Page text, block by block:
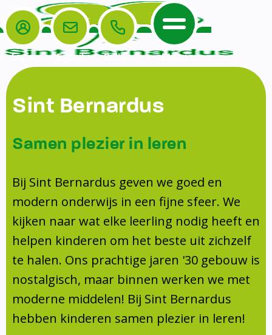
Home
De School
Veiligheidsplan
Onderwijs
Leerlingenraad
Leerlingenzorg
Doorstroomtoets
Jeugdprofessional op school
Centrum Jeugd en Gezin
Schoollogopedie
schoolondersteuningsprofiel
Schooltijden
Absentie
Vakanties
Aanmelden
Het Team
Ouders
Ouders
Tussenschoolse opvang
Activiteitencommissie (AC)
Medezeggenschapsraad (MR)
Formulieren
Klachtenregeling
Contact
Login E-mail Bellen Menu
Sint Bernardus
Samen plezier in leren
Bij Sint Bernardus geven we goed en
modern onderwijs in een fijne sfeer. We
kijken naar wat elke leerling nodig heeft en
helpen kinderen om het beste uit zichzelf
te halen. Ons prachtige jaren '30 gebouw is
nostalgisch, maar binnen werken we met
moderne middelen! Bij Sint Bernardus
hebben kinderen samen plezier in leren!